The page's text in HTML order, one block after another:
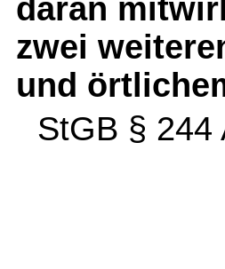
daran
zwei
und
StGB § 244